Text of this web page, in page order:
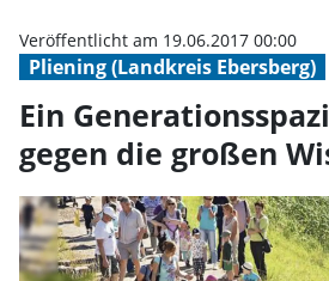
Pliening (Landkreis Ebersberg)
Veröffentlicht am 19.06.2017 00:00
Ein
gegen die großen